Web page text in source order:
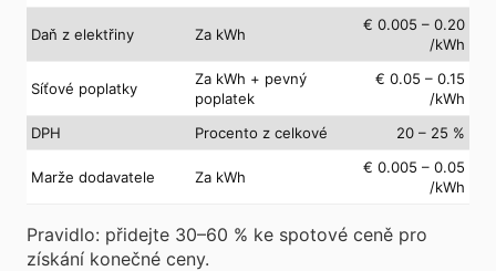
Daň z elektřiny Za kWh
€ 0.005 – 0.20
/kWh
Síťové poplatky
Za kWh + pevný
poplatek
€ 0.05 – 0.15
/kWh
DPH
Procento z celkové 20 – 25 %
Marže dodavatele Za kWh
€ 0.005 – 0.05
/kWh
Pravidlo: přidejte 30–60 % ke spotové ceně pro
získání konečné ceny.